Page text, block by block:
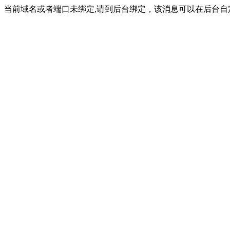
当前域名或者端口未绑定,请到后台绑定，该消息可以在后台自